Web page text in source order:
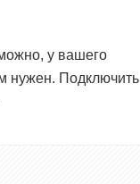
у вашего
нужен. Подключить